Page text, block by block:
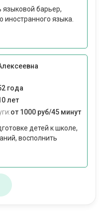
барьер,
иностранного языка.
года
лет
от 1000 руб/45 минут
детей к школе,
восполнить